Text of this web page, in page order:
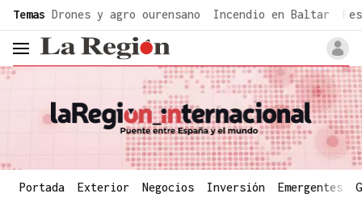
Temas Drones y agro ourensano Incendio en Baltar
header.menu.open
Portada Exterior Negocios Inversión Emergentes